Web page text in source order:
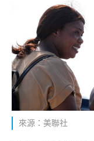
來源：美聯社